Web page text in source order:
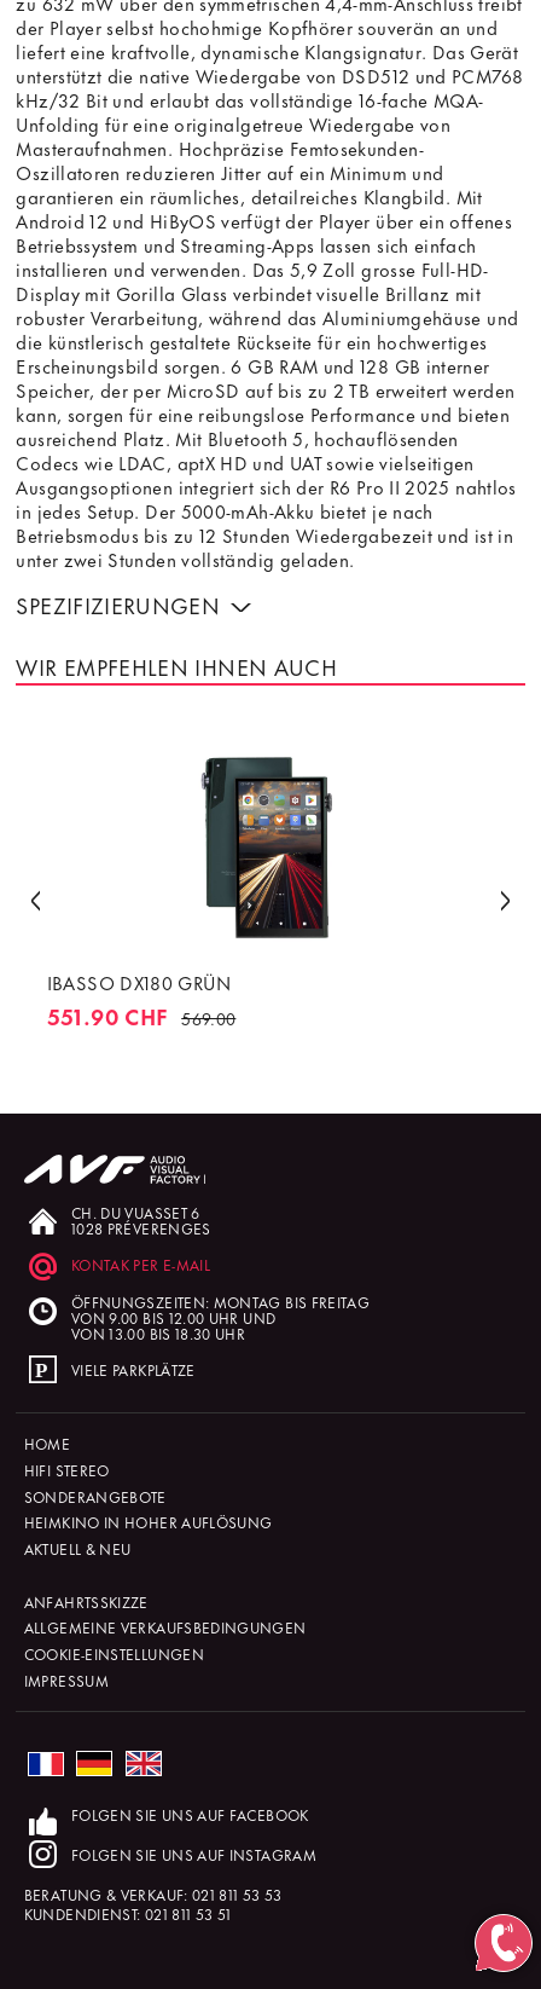
der Player selbst hochohmige Kopfhörer souverän an und
liefert eine kraftvolle, dynamische Klangsignatur. Das Gerät
unterstützt die native Wiedergabe von DSD512 und PCM768
kHz/32 Bit und erlaubt das vollständige 16-fache MQA-
Unfolding für eine originalgetreue Wiedergabe von
Masteraufnahmen. Hochpräzise Femtosekunden-
Oszillatoren reduzieren Jitter auf ein Minimum und
garantieren ein räumliches, detailreiches Klangbild. Mit
Android 12 und HiByOS verfügt der Player über ein offenes
Betriebssystem und Streaming-Apps lassen sich einfach
installieren und verwenden. Das 5,9 Zoll grosse Full-HD-
Display mit Gorilla Glass verbindet visuelle Brillanz mit
robuster Verarbeitung, während das Aluminiumgehäuse und
die künstlerisch gestaltete Rückseite für ein hochwertiges
Erscheinungsbild sorgen. 6 GB RAM und 128 GB interner
Speicher, der per MicroSD auf bis zu 2 TB erweitert werden
kann, sorgen für eine reibungslose Performance und bieten
ausreichend Platz. Mit Bluetooth 5, hochauflösenden
Codecs wie LDAC, aptX HD und UAT sowie vielseitigen
Ausgangsoptionen integriert sich der R6 Pro II 2025 nahtlos
in jedes Setup. Der 5000-mAh-Akku bietet je nach
Betriebsmodus bis zu 12 Stunden Wiedergabezeit und ist in
unter zwei Stunden vollständig geladen.
SPEZIFIZIERUNGEN
WIR EMPFEHLEN IHNEN AUCH
IBASSO DX180 GRÜN
551.90 CHF 569.00
CH. DU VUASSET 6
1028 PRÉVERENGES
KONTAK PER E-MAIL
ÖFFNUNGSZEITEN: MONTAG BIS FREITAG
VON 9.00 BIS 12.00 UHR UND
VON 13.00 BIS 18.30 UHR
VIELE PARKPLÄTZE
HOME
HIFI STEREO
SONDERANGEBOTE
HEIMKINO IN HOHER AUFLÖSUNG
AKTUELL & NEU
ANFAHRTSSKIZZE
ALLGEMEINE VERKAUFSBEDINGUNGEN
COOKIE-EINSTELLUNGEN
IMPRESSUM
FOLGEN SIE UNS AUF FACEBOOK
FOLGEN SIE UNS AUF INSTAGRAM
BERATUNG & VERKAUF: 021 811 53 53
KUNDENDIENST: 021 811 53 51